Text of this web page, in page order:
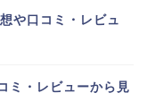
や口コミ・レビュ
ミ・レビューから見